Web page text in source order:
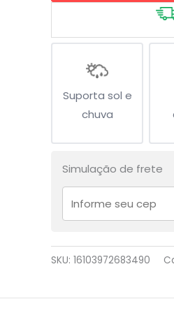
Suporta sol e
chuva
Simulação de frete
SKU: 16103972683490